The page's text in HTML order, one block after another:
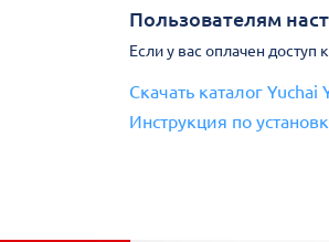
Пользователям
Если у вас оплачен доступ
Скачать каталог Yuchai
Инструкция по